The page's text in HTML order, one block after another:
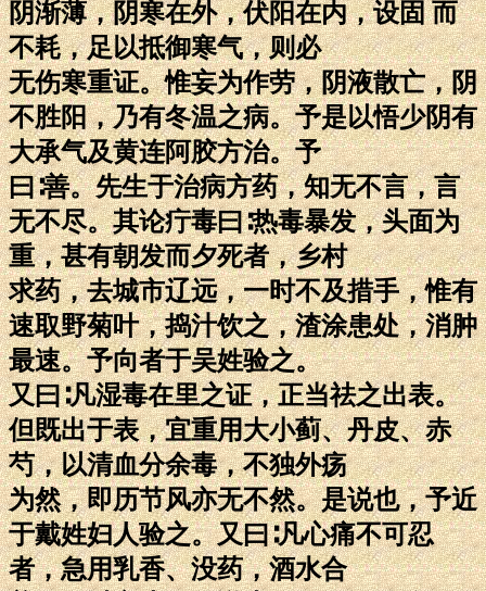
阴渐薄，阴寒在外，伏阳在内，设固 而
不耗，足以抵御寒气，则必
无伤寒重证。惟妄为作劳，阴液散亡，阴
不胜阳，乃有冬温之病。予是以悟少阴有
大承气及黄连阿胶方治。予
曰∶善。先生于治病方药，知无不言，言
无不尽。其论疔毒曰∶热毒暴发，头面为
重，甚有朝发而夕死者，乡村
求药，去城市辽远，一时不及措手，惟有
速取野菊叶，捣汁饮之，渣涂患处，消肿
最速。予向者于吴姓验之。
又曰∶凡湿毒在里之证，正当祛之出表。
但既出于表，宜重用大小蓟、丹皮、赤
芍，以清血分余毒，不独外疡
为然，即历节风亦无不然。是说也，予近
于戴姓妇人验之。又曰∶凡心痛不可忍
者，急用乳香、没药，酒水合